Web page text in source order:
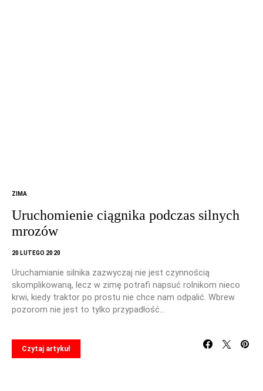
ZIMA
Uruchomienie ciągnika podczas silnych
mrozów
20 LUTEGO 2020
Uruchamianie silnika zazwyczaj nie jest czynnością
skomplikowaną, lecz w zimę potrafi napsuć rolnikom nieco
krwi, kiedy traktor po prostu nie chce nam odpalić. Wbrew
pozorom nie jest to tylko przypadłość…
Czytaj artykuł